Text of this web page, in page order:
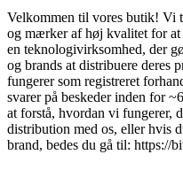
Velkommen til vores butik! Vi
og mærker af høj kvalitet for
en teknologivirksomhed, der
og brands at distribuere deres
fungerer som registreret
svarer på beskeder inden for
at forstå, hvordan vi fungerer,
distribution med os, eller hvis
brand, bedes du gå til: https://